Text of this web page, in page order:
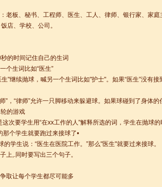
老板、秘书、工程师、医生、工人、律师、银行家、家
店、学校、公司。
的时间记住自己的生词
个生词比如“医生”
"继续抛球，喊另一个生词比如"护士"。如果“医生”没有
”，“律师”允许一只脚移动来躲避球。如果球碰到了身体
的游戏
次要学生用“在xx工作的人"解释所选的词，学生在抛球的
那个学生就要跑过来接球了•
学生说：“医生在医院工作。”那么"医生"就要过来接球。
上,.同时要写出三个句子。
取让每个学生都尽可能多